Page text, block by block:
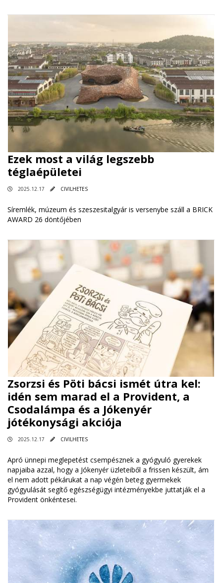
Ezek most a világ legszebb
téglaépületei
2025.12.17 CIVILHETES
Síremlék, múzeum és szeszesitalgyár is versenybe száll a BRICK
AWARD 26 döntőjében
Zsorzsi és Pöti bácsi ismét útra kel:
idén sem marad el a Provident, a
Csodalámpa és a Jókenyér
jótékonysági akciója
2025.12.17 CIVILHETES
Apró ünnepi meglepetést csempésznek a gyógyuló gyerekek
napjaiba azzal, hogy a Jókenyér üzleteiből a frissen készült, ám
el nem adott pékárukat a nap végén beteg gyermekek
gyógyulását segítő egészségügyi intézményekbe juttatják el a
Provident önkéntesei.